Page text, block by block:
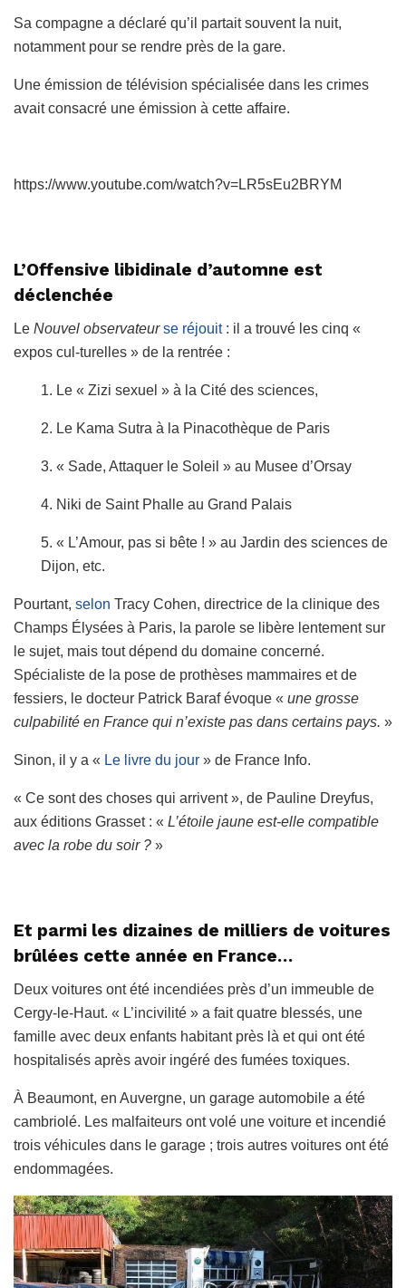
Sa compagne a déclaré qu’il partait souvent la nuit,
notamment pour se rendre près de la gare.
Une émission de télévision spécialisée dans les crimes
avait consacré une émission à cette affaire.
https://www.youtube.com/watch?v=LR5sEu2BRYM
L’Offensive libidinale d’automne est
déclenchée
Le Nouvel observateur se réjouit: il a trouvé les cinq «
expos cul-turelles » de la rentrée :
1. Le « Zizi sexuel » à la Cité des sciences,
2. Le Kama Sutra à la Pinacothèque de Paris
3. « Sade, Attaquer le Soleil » au Musee d’Orsay
4. Niki de Saint Phalle au Grand Palais
5. « L’Amour, pas si bête ! » au Jardin des sciences de
Dijon, etc.
Pourtant, selon Tracy Cohen, directrice de la clinique des
Champs Élysées à Paris, la parole se libère lentement sur
le sujet, mais tout dépend du domaine concerné.
Spécialiste de la pose de prothèses mammaires et de
fessiers, le docteur Patrick Baraf évoque « une grosse
culpabilité en France qui n’existe pas dans certains pays. »
Sinon, il y a « Le livre du jour » de France Info.
« Ce sont des choses qui arrivent », de Pauline Dreyfus,
aux éditions Grasset : « L’étoile jaune est-elle compatible
avec la robe du soir ? »
Et parmi les dizaines de milliers de voitures
brûlées cette année en France…
Deux voitures ont été incendiées près d’un immeuble de
Cergy-le-Haut. « L’incivilité » a fait quatre blessés, une
famille avec deux enfants habitant près là et qui ont été
hospitalisés après avoir ingéré des fumées toxiques.
À Beaumont, en Auvergne, un garage automobile a été
cambriolé. Les malfaiteurs ont volé une voiture et incendié
trois véhicules dans le garage ; trois autres voitures ont été
endommagées.